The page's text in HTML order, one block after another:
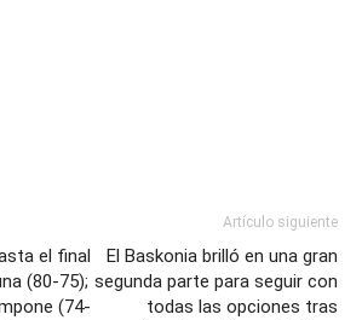
el final
(80-75);
(74-
Artículo siguiente
El Baskonia brilló en una gran
segunda parte para seguir con
todas las opciones tras